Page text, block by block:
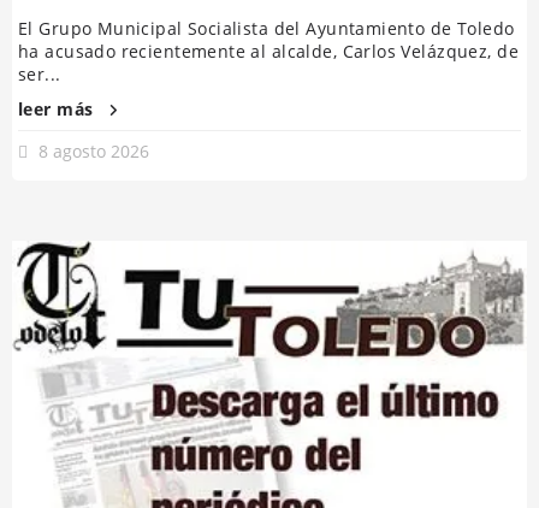
El Grupo Municipal Socialista del Ayuntamiento de Toledo
ha acusado recientemente al alcalde, Carlos Velázquez, de
ser...
leer más
8 agosto 2026